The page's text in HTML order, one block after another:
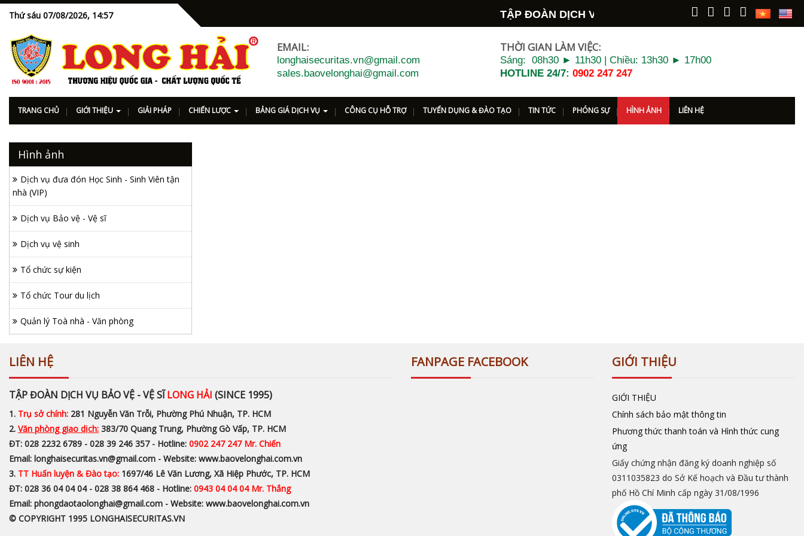
Thứ sáu 07/08/2026, 14:57 TẬP ĐOÀN DỊCH VỤ BẢO VỆ - VỆ SĨ LONG HẢI KÍNH
EMAIL:
longhaisecuritas.vn@gmail.com
sales.baovelonghai@gmail.com
THỜI GIAN LÀM VIỆC:
Sáng: 08h30 ► 11h30 | Chiều: 13h30 ► 17h00
HOTLINE 24/7:0902 247 247
TRANG CHỦ GIỚI THIỆU GIẢI PHÁP CHIẾN LƯỢC BẢNG GIÁ DỊCH VỤ CÔNG CỤ HỖ TRỢ TUYỂN DỤNG & ĐÀO TẠO TIN TỨC PHÓNG SỰ HÌNH ẢNH LIÊN HỆ
Hình ảnh
Dịch vụ đưa đón Học Sinh - Sinh Viên tận
nhà (VIP)
Dịch vụ Bảo vệ - Vệ sĩ
Dịch vụ vệ sinh
Tổ chức sự kiện
Tổ chức Tour du lịch
Quản lý Toà nhà - Văn phòng
LIÊN HỆ
TẬP ĐOÀN DỊCH VỤ BẢO VỆ - VỆ SĨLONG HẢI (SINCE 1995)
1. Trụ sở chính: 281 Nguyễn Văn Trỗi, Phường Phú Nhuận, TP. HCM
2. Văn phòng giao dịch: 383/70 Quang Trung, Phường Gò Vấp, TP. HCM
ĐT: 028 2232 6789 - 028 39 246 357 - Hotline: 0902 247 247 Mr. Chiến
Email: longhaisecuritas.vn@gmail.com - Website: www.baovelonghai.com.vn
3. TT Huấn luyện & Đào tạo: 1697/46 Lê Văn Lương, Xã Hiệp Phước, TP. HCM
ĐT: 028 36 04 04 04 - 028 38 864 468 - Hotline: 0943 04 04 04 Mr. Thắng
Email: phongdaotaolonghai@gmail.com - Website: www.baovelonghai.com.vn
© COPYRIGHT 1995 LONGHAISECURITAS.VN
FANPAGE FACEBOOK GIỚI THIỆU
GIỚI THIỆU
Chính sách bảo mật thông tin
Phương thức thanh toán và Hình thức cung
ứng
Giấy chứng nhận đăng ký doanh nghiệp số
0311035823 do Sở Kế hoạch và Đầu tư thành
phố Hồ Chí Minh cấp ngày 31/08/1996